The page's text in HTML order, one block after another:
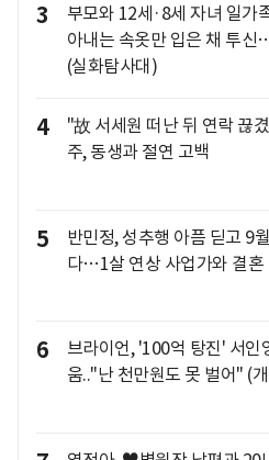
3
부모와 12세·8세 자녀 일가
아내는 속옷만 입은 채 투신
(실화탐사대)
4
"故 서세원 떠난 뒤 연락 끊
주, 동생과 절연 고백
5
반민정, 성추행 아픔 딛고 9
다…1살 연상 사업가와 결혼
6
브라이언, '100억 탕진' 서인
움.."난 천만원도 못 벌어" (